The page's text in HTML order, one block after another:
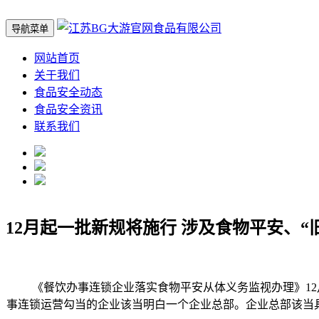
导航菜单
网站首页
关于我们
食品安全动态
食品安全资讯
联系我们
12月起一批新规将施行 涉及食物平安、“
《餐饮办事连锁企业落实食物平安从体义务监视办理》12
事连锁运营勾当的企业该当明白一个企业总部。企业总部该